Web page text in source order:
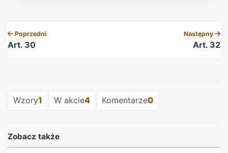
Poprzedni
Art. 30
Następny
Art. 32
Wzory1 W akcie4 Komentarze0
Zobacz także